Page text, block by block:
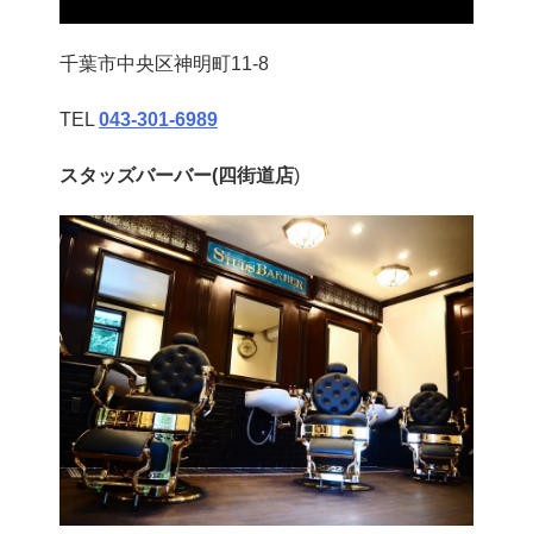
千葉市中央区神明町11-8
TEL 043‐301‐6989
スタッズバーバー(四街道店)